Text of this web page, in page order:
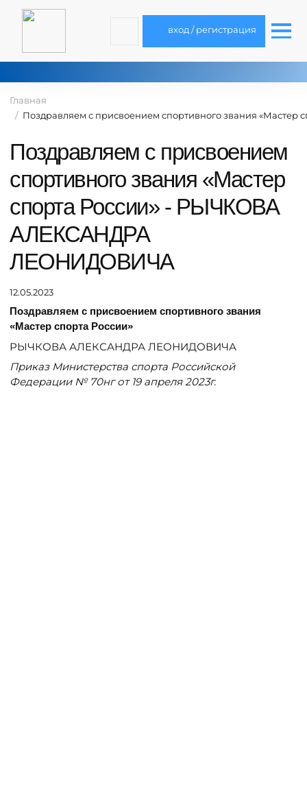
вход / регистрация
Главная
Поздравляем с присвоением спортивного звания
Поздравляем с присвоением
спортивного звания «Мастер
спорта России» - РЫЧКОВА
АЛЕКСАНДРА
ЛЕОНИДОВИЧА
12.05.2023
Поздравляем с присвоением спортивного звания
«Мастер спорта России»
РЫЧКОВА АЛЕКСАНДРА ЛЕОНИДОВИЧА
Приказ Министерства спорта Российской
Федерации № 70нг от 19 апреля 2023г.